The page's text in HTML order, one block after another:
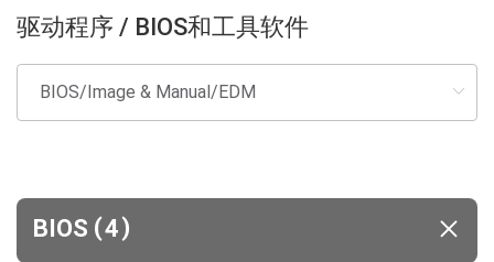
驱动程序 / BIOS和工具软件
BIOS (4)